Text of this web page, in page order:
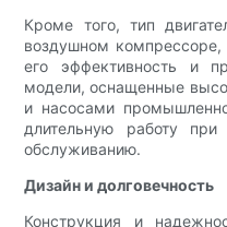
Кроме того, тип
воздушном
его эффективность и
модели, оснащенные
и насосами
длительную работу
обслуживанию.
Дизайн и долговечность
Конструкция и